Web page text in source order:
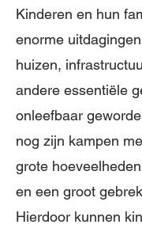
Kinderen en hun
enorme
huizen,
andere essentiële
onleefbaar
nog zijn kampen
grote
en een groot
Hierdoor kunnen